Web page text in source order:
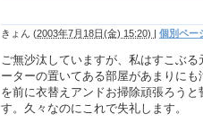
きょん (2003年7月18日(金) 15:20) | 個別ペー
ご無沙汰していますが、私はすこぶ
ーターの置いてある部屋があまりに
を前に衣替えアンドお掃除頑張ろう
す。久々なのにこれで失礼します。